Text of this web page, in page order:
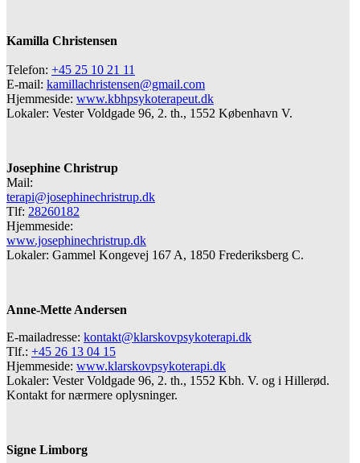
Kamilla Christensen
Telefon: +45 25 10 21 11
E-mail: kamillachristensen@gmail.com
Hjemmeside: www.kbhpsykoterapeut.dk
Lokaler: Vester Voldgade 96, 2. th., 1552 København V.
Josephine Christrup
Mail:
terapi@josephinechristrup.dk
Tlf: 28260182
Hjemmeside:
www.josephinechristrup.dk
Lokaler: Gammel Kongevej 167 A, 1850 Frederiksberg C.
Anne-Mette Andersen
E-mailadresse: kontakt@klarskovpsykoterapi.dk
Tlf.: +45 26 13 04 15
Hjemmeside: www.klarskovpsykoterapi.dk
Lokaler: Vester Voldgade 96, 2. th., 1552 Kbh. V. og i Hillerød.
Kontakt for nærmere oplysninger.
Signe Limborg